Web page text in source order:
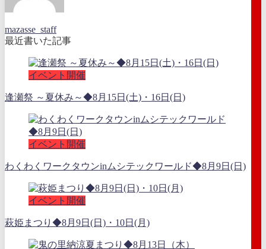
mazasse_staff
最近書いた記事
イベント開催
逢瀬祭 ～夏休み～◆8月15日(土)・16日(日)
イベント開催
わくわくワークタウンinムシテックワールド◆8月9日(日)
イベント開催
萩姫まつり◆8月9日(日)・10日(月)